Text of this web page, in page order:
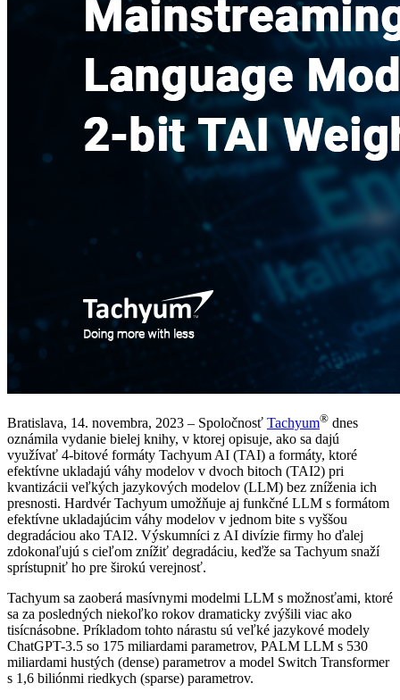
Bratislava, 14. novembra, 2023 – Spoločnosť Tachyum® dnes
oznámila vydanie bielej knihy, v ktorej opisuje, ako sa dajú
využívať 4-bitové formáty Tachyum AI (TAI) a formáty, ktoré
efektívne ukladajú váhy modelov v dvoch bitoch (TAI2) pri
kvantizácii veľkých jazykových modelov (LLM) bez zníženia ich
presnosti. Hardvér Tachyum umožňuje aj funkčné LLM s formátom
efektívne ukladajúcim váhy modelov v jednom bite s vyššou
degradáciou ako TAI2. Výskumníci z AI divízie firmy ho ďalej
zdokonaľujú s cieľom znížiť degradáciu, keďže sa Tachyum snaží
sprístupniť ho pre širokú verejnosť.
Tachyum sa zaoberá masívnymi modelmi LLM s možnosťami, ktoré
sa za posledných niekoľko rokov dramaticky zvýšili viac ako
tisícnásobne. Príkladom tohto nárastu sú veľké jazykové modely
ChatGPT-3.5 so 175 miliardami parametrov, PALM LLM s 530
miliardami hustých (dense) parametrov a model Switch Transformer
s 1,6 biliónmi riedkych (sparse) parametrov.